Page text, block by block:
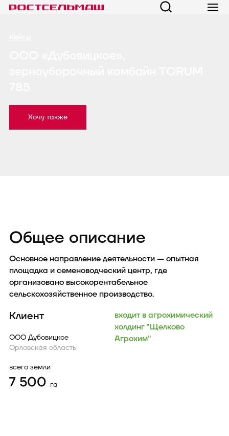
Хочу также
Общее описание
Основное направление деятельности — опытная
площадка и семеноводческий центр, где
организовано высокорентабельное
сельскохозяйственное производство.
Клиент
ООО Дубовицкое
Орловская область
входит в агрохимический
холдинг "Щелково
Агрохим"
всего земли
7 500 га